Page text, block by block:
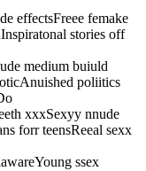
effectsFreee femake
stories off
medium buiuld
poliitics
xxxSexyy nnude
forr teensReeal sexx
ssex